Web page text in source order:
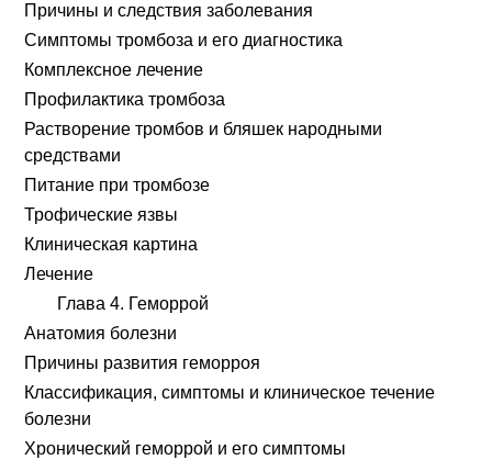
Причины и следствия заболевания
Симптомы тромбоза и его диагностика
Комплексное лечение
Профилактика тромбоза
Растворение тромбов и бляшек народными
средствами
Питание при тромбозе
Трофические язвы
Клиническая картина
Лечение
Глава 4. Геморрой
Анатомия болезни
Причины развития геморроя
Классификация, симптомы и клиническое течение
болезни
Хронический геморрой и его симптомы